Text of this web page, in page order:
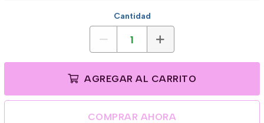
Cantidad
AGREGAR AL CARRITO
COMPRAR AHORA